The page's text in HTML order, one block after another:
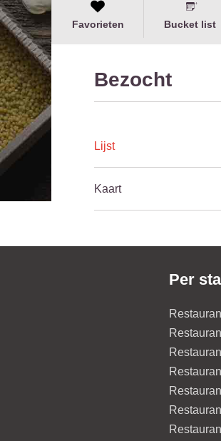
Favorieten Bucket list
Bezocht
Lijst
Kaart
Per